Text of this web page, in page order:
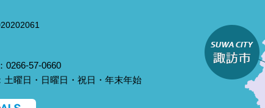
0266-57-0660
土曜日・日曜日・祝日・年末年始